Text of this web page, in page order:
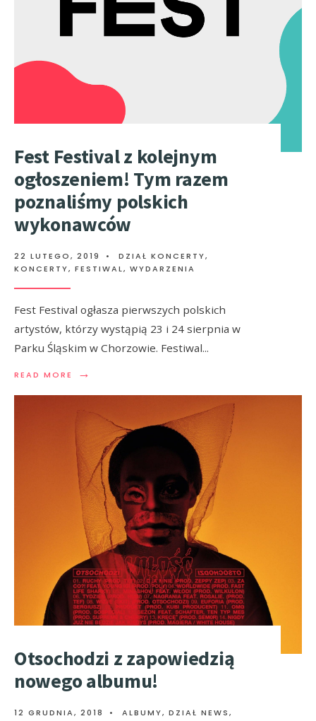
Fest Festival z kolejnym
ogłoszeniem! Tym razem
poznaliśmy polskich
wykonawców
22 LUTEGO, 2019 • DZIAŁ KONCERTY,
KONCERTY, FESTIWAL, WYDARZENIA
Fest Festival ogłasza pierwszych polskich
artystów, którzy wystąpią 23 i 24 sierpnia w
Parku Śląskim w Chorzowie. Festiwal...
READ MORE →
Otsochodzi z zapowiedzią
nowego albumu!
12 GRUDNIA, 2018 • ALBUMY, DZIAŁ NEWS,